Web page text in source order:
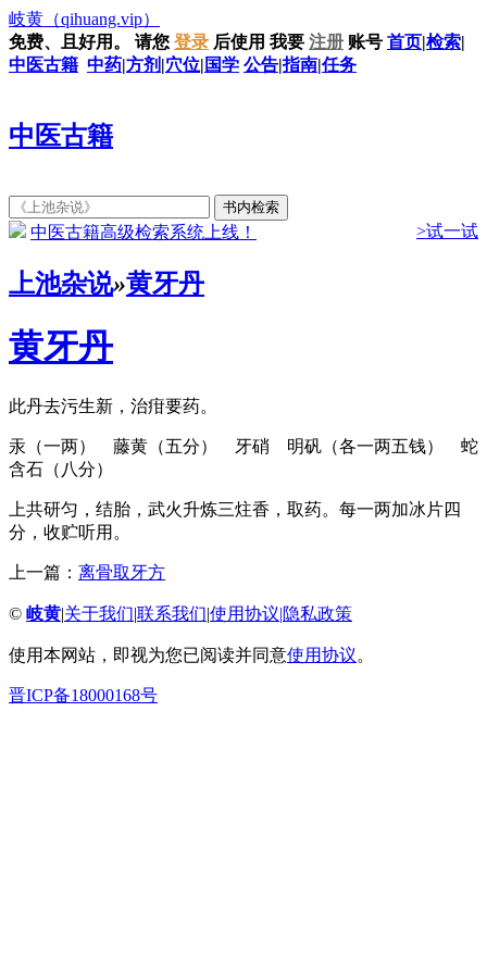
岐黄 （qihuang.vip）
免费、且好用。
请您 登录 后使用 我要 注册 账号 首页|检索|
中医古籍 中药|方剂 |穴位| 国学 公告|指南|任务
中医古籍
中医古籍高级检索系统上线！ >试一试
上池杂说»黄牙丹
黄牙丹
此丹去污生新，治疳要药。
汞（一两） 藤黄（五分） 牙硝 明矾（各一两五钱） 蛇
含石（八分）
上共研匀，结胎，武火升炼三炷香，取药。每一两加冰片四
分，收贮听用。
上一篇： 离骨取牙方
© 岐黄|关于我们|联系我们|使用协议|隐私政策
使用本网站，即视为您已阅读并同意使用协议。
晋ICP备18000168号